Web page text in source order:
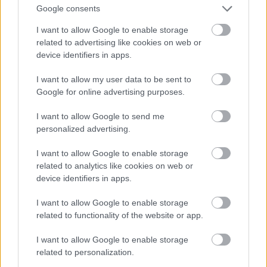
Google consents
I want to allow Google to enable storage
related to advertising like cookies on web or
device identifiers in apps.
I want to allow my user data to be sent to
Google for online advertising purposes.
I want to allow Google to send me
personalized advertising.
I want to allow Google to enable storage
related to analytics like cookies on web or
device identifiers in apps.
I want to allow Google to enable storage
related to functionality of the website or app.
I want to allow Google to enable storage
related to personalization.
το να επιστρέψεις Κυριακή απόγευμα από το
Λαγονήσι με τις τέσσερις λωρίδες δρόμου
φρακαρισμένες είναι μια φορά εφιάλτης, οι δύο
ακινητοποιημένες λωρίδες της απόστασης Νέα
Μάκρη – Σταυρός Αγίας Παρασκευής έχουν και
τον Φρέντι Κρούγκερ guest star.